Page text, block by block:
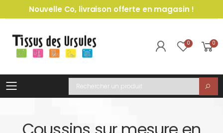
Nouvelle Co, livraison offerte en magasin !
0 0
Toggle mobile menu
Recherche